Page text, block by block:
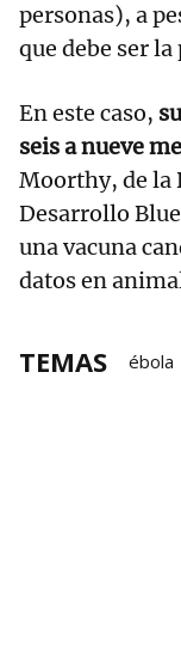
personas), a
que debe ser
En este caso,
seis a nueve
Moorthy, de la
Desarrollo
una vacuna
datos en
TEMAS ébola